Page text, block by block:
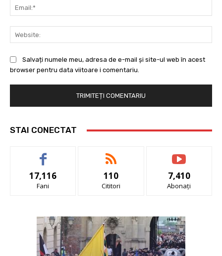
Salvați numele meu, adresa de e-mail și site-ul web în acest
browser pentru data viitoare i comentariu.
STAI CONECTAT
17,116
Fani
110
Cititori
7,410
Abonați